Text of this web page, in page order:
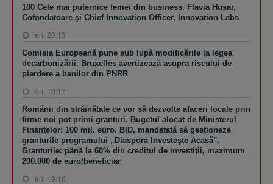
100 Cele mai puternice femei din business. Flavia Husar,
Cofondatoare şi Chief Innovation Officer, Innovation Labs
ieri, 20:13
Comisia Europeană pune sub lupă modificările la legea
decarbonizării. Bruxelles avertizează asupra riscului de
pierdere a banilor din PNRR
ieri, 19:17
Românii din străinătate ce vor să dezvolte afaceri locale prin
firme noi pot primi granturi. Bugetul alocat de Ministerul
Finanţelor: 100 mil. euro. BID, mandatată să gestioneze
granturile programului „Diaspora Investeşte Acasă”.
Granturile: până la 60% din creditul de investiţii, maximum
200.000 de euro/beneficiar
ieri, 19:16